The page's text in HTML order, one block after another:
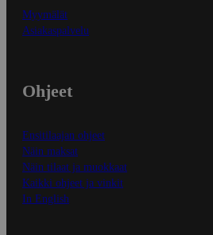
Myymälät
Asiakaspalvelu
Ohjeet
Ensitilaajan ohjeet
Näin maksat
Näin tilaat ja muokkaat
Kaikki ohjeet ja vinkit
In English